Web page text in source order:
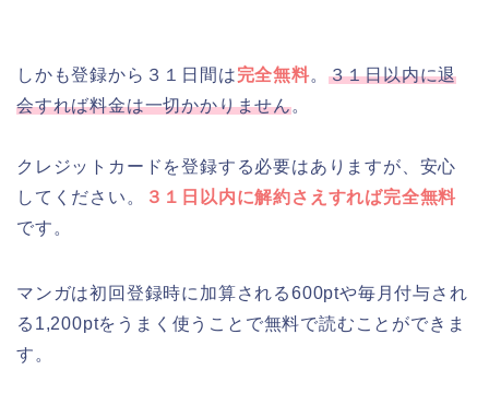
しかも登録から３１日間は完全無料。 ３１日以内に退
会すれば料金は一切かかりません。
クレジットカードを登録する必要はありますが、安心
してください。
３１日以内に解約さえすれば完全無料
です。
マンガは初回登録時に加算される600ptや毎月付与され
る1,200ptをうまく使うことで無料で読むことができま
す。